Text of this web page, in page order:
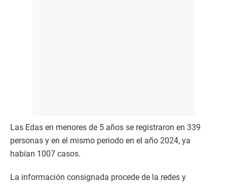
Las Edas en menores de 5 años se registraron en 339
personas y en el mismo periodo en el año 2024, ya
habían 1007 casos.
La información consignada procede de la redes y